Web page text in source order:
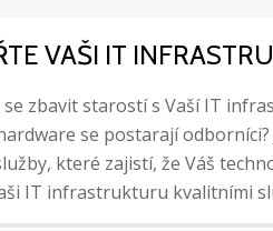
VAŠI IT
zbavit starostí s Vaší IT
se postarají
které zajistí, že Váš
IT infrastrukturu kvalitními